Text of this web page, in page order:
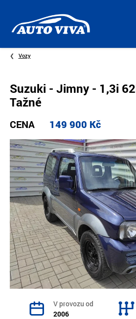
Úvodní
Vozy
Suzuki - Jimny - 1,3i
Tažné
CENA 149 900 Kč
V provozu od
2006